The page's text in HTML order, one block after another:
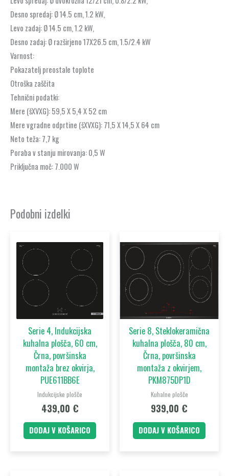
Desno spredaj: Ø 14.5 cm, 1.2 kW,
Levo zadaj: Ø 14.5 cm, 1.2 kW,
Desno zadaj: Ø razširjeno 17X26.5 cm, 1.5/2.4 kW
Varnost:
Pokazatelj preostale toplote
Otroška zaščita
Tehnični podatki:
Mere (šXVXG): 59,5 X 5,4 X 52 cm
Mere vgradne odprtine (šXVXG): 71,5 X 14,5 X 64 cm
Neto teža: 7,7 kg
Poraba v stanju mirovanja: 0,5 W
Priključna moč: 7.000 W
Podobni izdelki
Serie 4, Indukcijska
kuhalna plošča, 60 cm,
Črna, površinska
montaža brez okvirja,
PUE611BB6E
Indukcijske plošče
439,00 €
DODAJ V KOŠARICO
Serie 8, Steklokeramična
kuhalna plošča, 80 cm,
Črna, površinska
montaža z okvirjem,
PKM875DP1D
Kuhalne plošče
939,00 €
DODAJ V KOŠARICO